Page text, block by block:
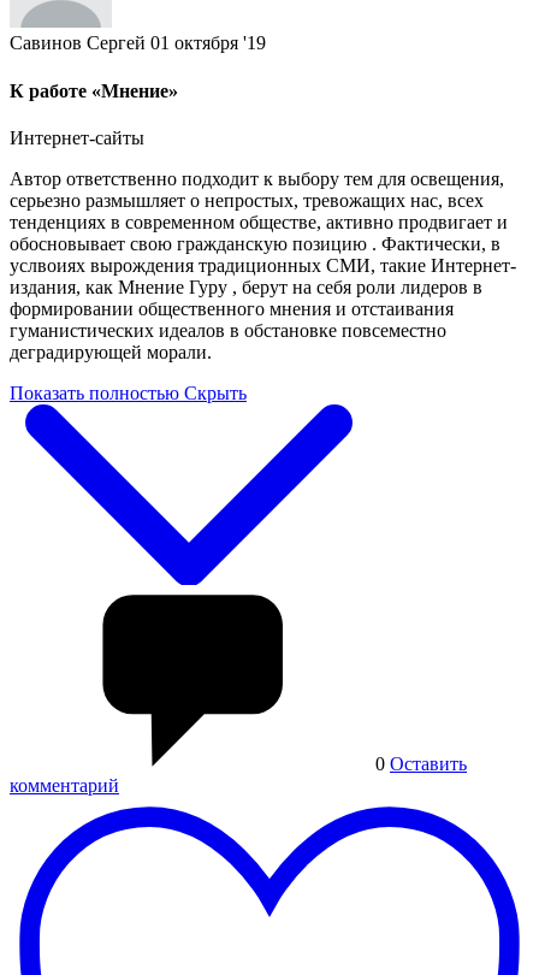
Савинов Сергей 01 октября '19
К работе «Мнение»
Интернет-сайты
Автор ответственно подходит к выбору тем для освещения,
серьезно размышляет о непростых, тревожащих нас, всех
тенденциях в современном обществе, активно продвигает и
обосновывает свою гражданскую позицию . Фактически, в
услвоиях вырождения традиционных СМИ, такие Интернет-
издания, как Мнение Гуру , берут на себя роли лидеров в
формировании общественного мнения и отстаивания
гуманистических идеалов в обстановке повсеместно
деградирующей морали.
Показать полностью Скрыть
0 Оставить
комментарий